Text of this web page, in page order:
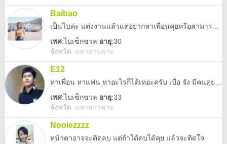
Baibao
เพศ:ไบเซ็กชวล อายุ:30
จังหวัด: มหาสารคาม
E12
เพศ:ไบเซ็กชวล อายุ:33
จังหวัด: มหาสารคาม
Nooiezzzz
หน้าตาอาจจะติดลบ แต่ถ้าได้คบได้คุย แล้วจะติดใจ